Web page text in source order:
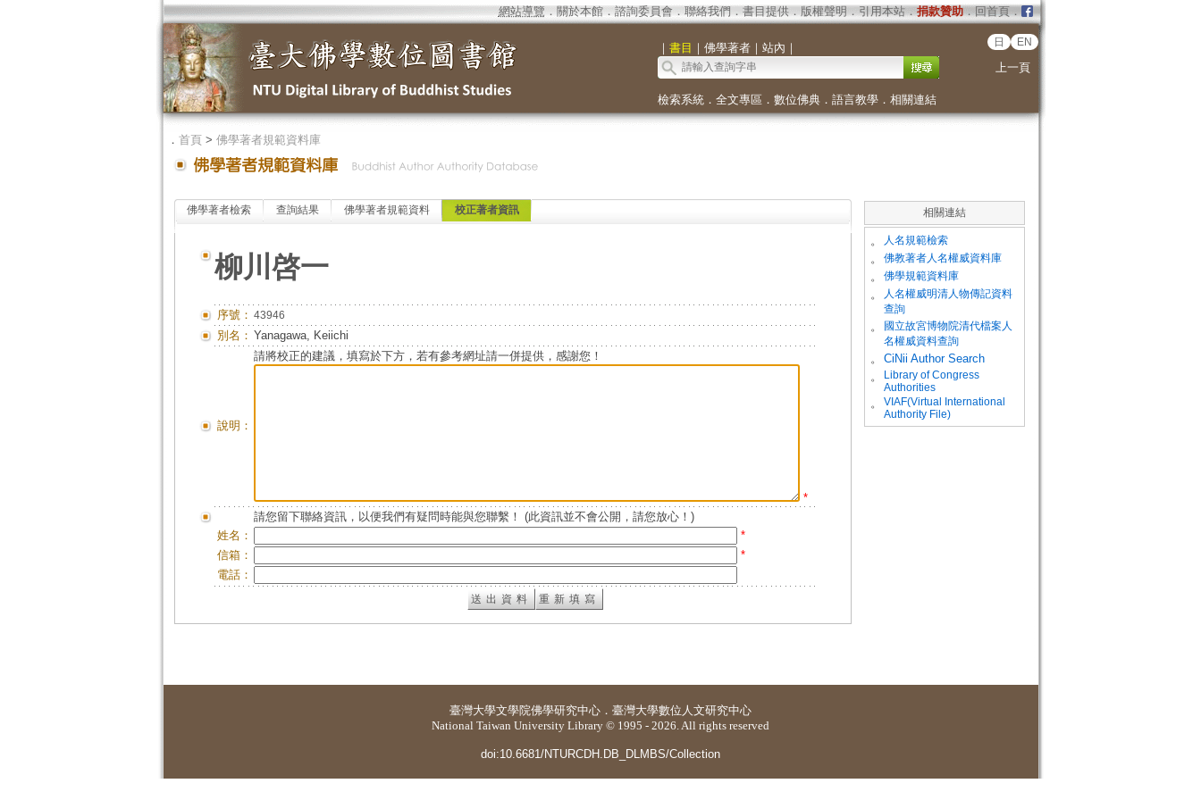
網站導覽 ． 關於本館． 諮詢委員會． 聯絡我們 ． 書目提供． 版權聲明 ． 引用本站． 捐款贊助．回首頁．
｜ 書目 ｜ 佛學著者｜ 站內 ｜ 日 EN
上一頁
檢索系統． 全文專區 ． 數位佛典． 語言教學． 相關連結
． 首頁> 佛學著者規範資料庫
佛學著者檢索 查詢結果 佛學著者規範資料 校正著者資訊
柳川啓一
序號： 43946
別名： Yanagawa, Keiichi
說明：
請將校正的建議，填寫於下方，若有參考網址請一併提供，感謝您！
*
請您留下聯絡資訊，以便我們有疑問時能與您聯繫！ (此資訊並不會公開，請您放心！)
姓名：
*
信箱：
*
電話：
相關連結
。 人名規範檢索
。 佛教著者人名權威資料庫
。 佛學規範資料庫
。
人名權威明清人物傳記資料
查詢
。
國立故宮博物院清代檔案人
名權威資料查詢
。
CiNii Author Search
。
Library of Congress
Authorities
。
VIAF(Virtual International
Authority File)
臺灣大學文學院佛學研究中心 ． 臺灣大學數位人文研究中心
National Taiwan University Library © 1995 - 2026. All rights reserved
doi:10.6681/NTURCDH.DB_DLMBS/Collection